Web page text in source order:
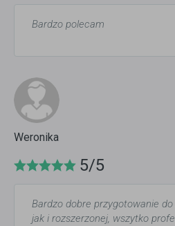
Bardzo polecam
Weronika
5/5
Bardzo dobre przygotowanie
jak i rozszerzonej, wszytko